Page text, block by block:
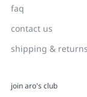
faq
contact us
shipping & returns
join aro's club